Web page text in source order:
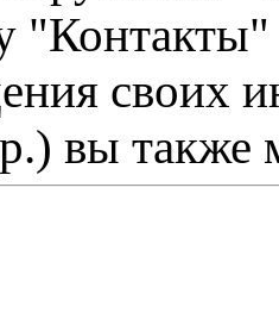
"Контакты"
своих
вы также